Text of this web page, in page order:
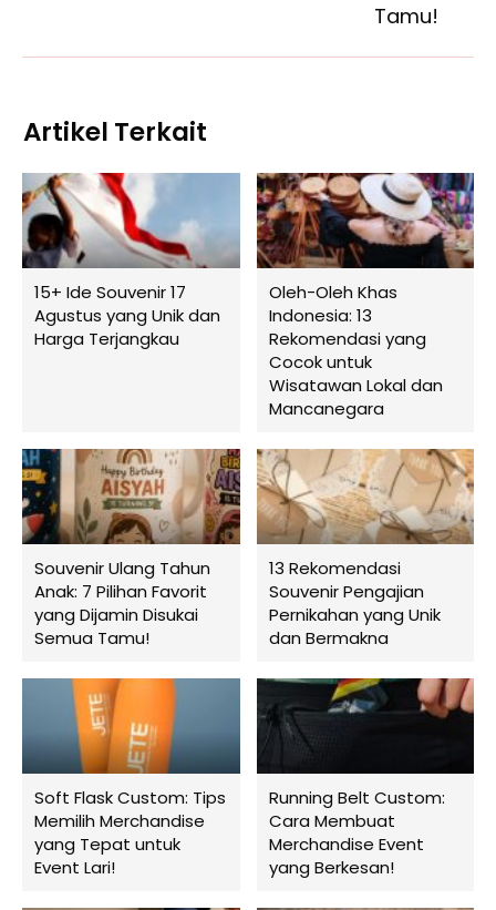
Tamu!
Artikel Terkait
15+ Ide Souvenir 17
Agustus yang Unik dan
Harga Terjangkau
Oleh-Oleh Khas
Indonesia: 13
Rekomendasi yang
Cocok untuk
Wisatawan Lokal dan
Mancanegara
Souvenir Ulang Tahun
Anak: 7 Pilihan Favorit
yang Dijamin Disukai
Semua Tamu!
13 Rekomendasi
Souvenir Pengajian
Pernikahan yang Unik
dan Bermakna
Soft Flask Custom: Tips
Memilih Merchandise
yang Tepat untuk
Event Lari!
Running Belt Custom:
Cara Membuat
Merchandise Event
yang Berkesan!